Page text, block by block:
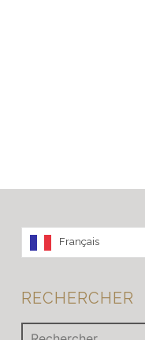
Français
RECHERCHER
Rechercher :